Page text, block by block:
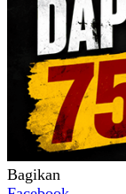
Bagikan